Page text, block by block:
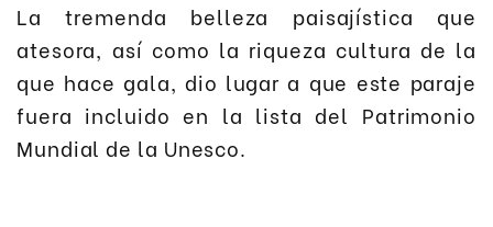
La tremenda belleza paisajística que
atesora, así como la riqueza cultura de la
que hace gala, dio lugar a que este paraje
fuera incluido en la lista del Patrimonio
Mundial de la Unesco.